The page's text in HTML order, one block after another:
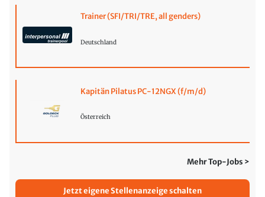
Trainer (SFI/TRI/TRE, all genders)
Deutschland
Kapitän Pilatus PC-12NGX (f/m/d)
Österreich
Mehr Top-Jobs >
Jetzt eigene Stellenanzeige schalten